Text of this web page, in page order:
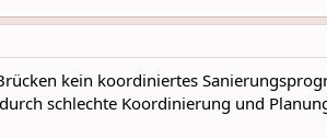
kein koordiniertes
schlechte Koordinierung und